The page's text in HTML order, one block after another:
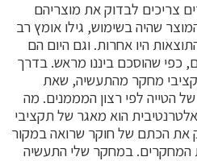
צריכים לבדוק את מוצריהם
שהיה בשימוש, גילו אומץ רב
היו אחרות. וגם היום הם
כפי שהוסכם ביננו מראש. בדרך
מחקר מהתעשיה, שאת
הטייה לפי רצון המממנים. מה
הוא מאגר של תקציבי
את הכתם של חוקר שרואה במקור
המחקרים. במחקר שלי התעשיה